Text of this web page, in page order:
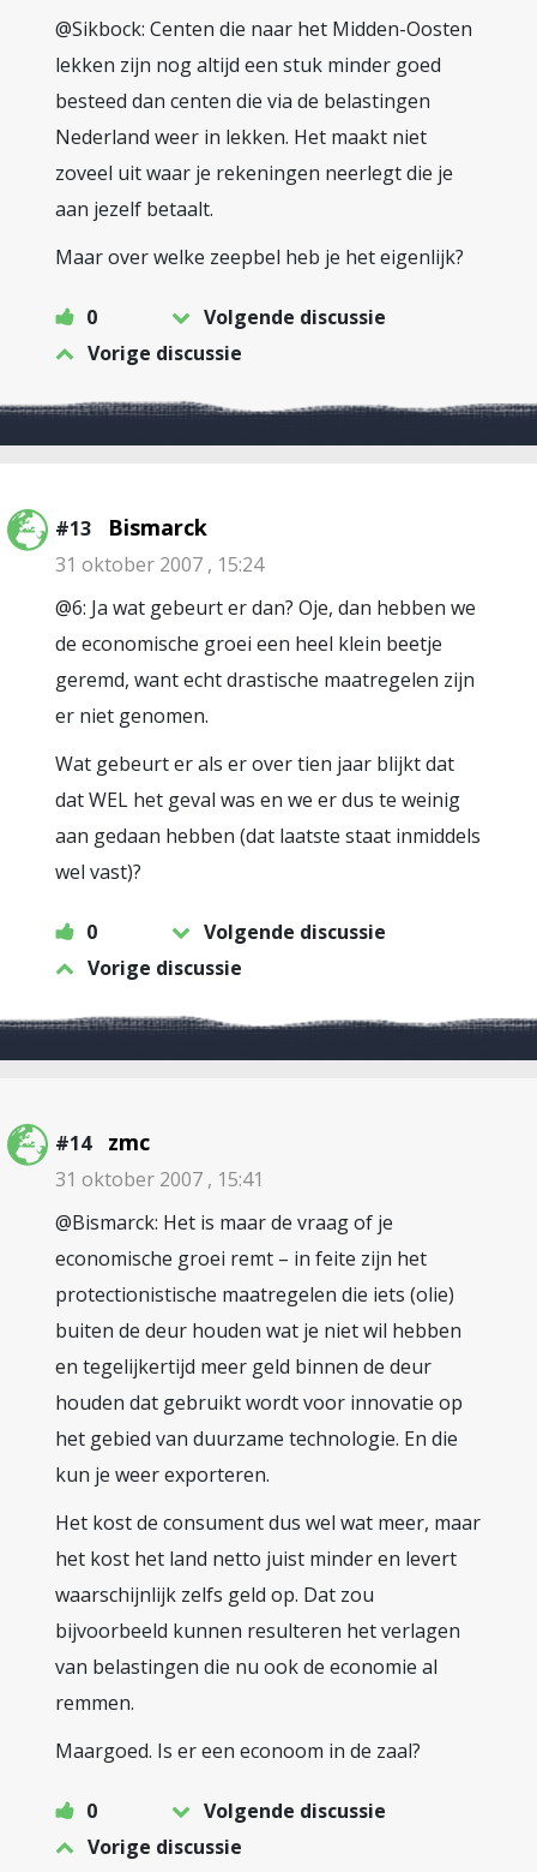
@Sikbock: Centen die naar het Midden-Oosten
lekken zijn nog altijd een stuk minder goed
besteed dan centen die via de belastingen
Nederland weer in lekken. Het maakt niet
zoveel uit waar je rekeningen neerlegt die je
aan jezelf betaalt.
Maar over welke zeepbel heb je het eigenlijk?
0
Volgende discussie
Vorige discussie
#13 Bismarck
31 oktober 2007 , 15:24
@6: Ja wat gebeurt er dan? Oje, dan hebben we
de economische groei een heel klein beetje
geremd, want echt drastische maatregelen zijn
er niet genomen.
Wat gebeurt er als er over tien jaar blijkt dat
dat WEL het geval was en we er dus te weinig
aan gedaan hebben (dat laatste staat inmiddels
wel vast)?
0
Volgende discussie
Vorige discussie
#14 zmc
31 oktober 2007 , 15:41
@Bismarck: Het is maar de vraag of je
economische groei remt – in feite zijn het
protectionistische maatregelen die iets (olie)
buiten de deur houden wat je niet wil hebben
en tegelijkertijd meer geld binnen de deur
houden dat gebruikt wordt voor innovatie op
het gebied van duurzame technologie. En die
kun je weer exporteren.
Het kost de consument dus wel wat meer, maar
het kost het land netto juist minder en levert
waarschijnlijk zelfs geld op. Dat zou
bijvoorbeeld kunnen resulteren het verlagen
van belastingen die nu ook de economie al
remmen.
Maargoed. Is er een econoom in de zaal?
0
Volgende discussie
Vorige discussie